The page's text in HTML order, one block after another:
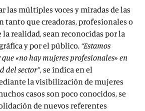
las múltiples voces y miradas de las
tanto que creadoras, profesionales o
realidad, sean reconocidas por la
y por el público. “Estamos
que «no hay mujeres profesionales» en
del sector”, se indica en el
la visibilización de mujeres
casos son poco conocidos, se
de nuevos referentes